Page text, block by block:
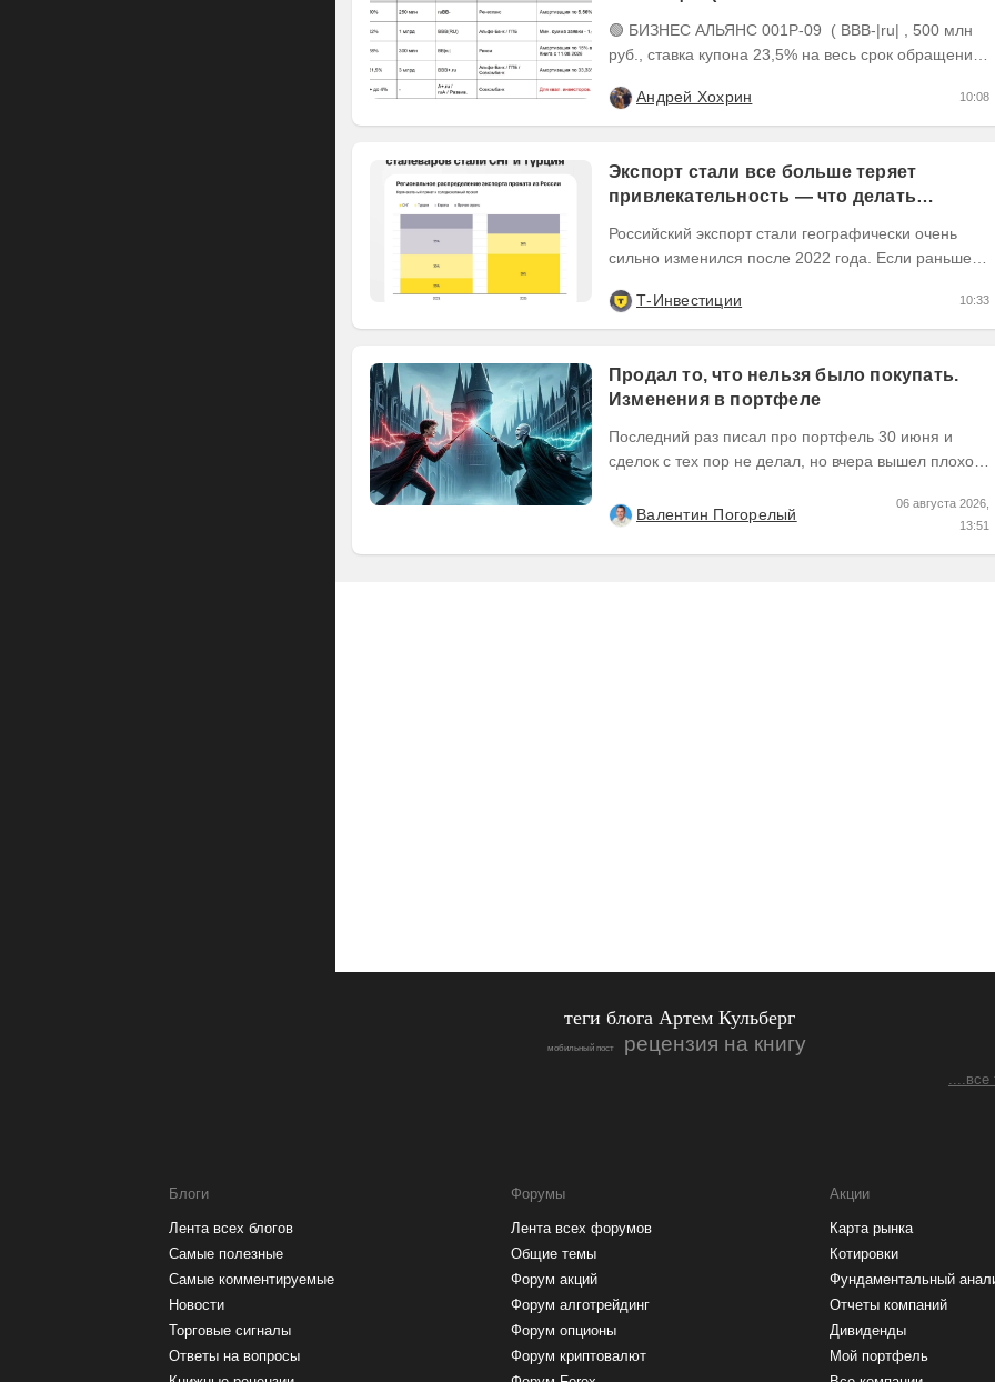
🟢 БИЗНЕС АЛЬЯНС 001P-09 ( BBB-|ru| , 500 млн
руб., ставка купона 23,5% на весь срок обращения,
Андрей Хохрин
10:08
Экспорт стали все больше теряет
привлекательность — что делать
Российский экспорт стали географически очень
сильно изменился после 2022 года. Если раньше
сейчас...
Т-Инвестиции 10:33
Продал то, что нельзя было покупать.
Изменения в портфеле
Последний раз писал про портфель 30 июня и
сделок с тех пор не делал, но вчера вышел плохой
Валентин Погорелый
06 августа 2026,
13:51
теги блога Артем Кульберг
мобильный пост рецензия на книгу
....все
Блоги
Лента всех блогов
Самые полезные
Самые комментируемые
Новости
Торговые сигналы
Ответы на вопросы
Форумы
Лента всех форумов
Общие темы
Форум акций
Форум алготрейдинг
Форум опционы
Форум криптовалют
Акции
Карта рынка
Котировки
Фундаментальный
Отчеты компаний
Дивиденды
Мой портфель